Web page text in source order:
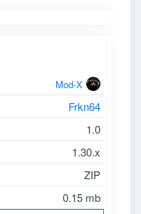
Mod-X
Frkn64
1.0
1.30.x
ZIP
0.15 mb